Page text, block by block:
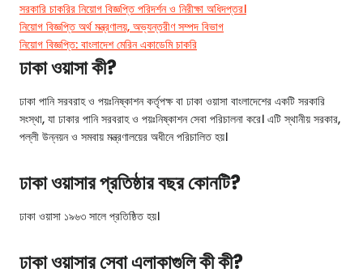
সরকারি চাকরির নিয়োগ বিজ্ঞপ্তি পরিদর্শন ও নিরীক্ষা অধিদপ্তর।
নিয়োগ বিজ্ঞপ্তি অর্থ মন্ত্রণালয়, অভ্যন্তরীণ সম্পদ বিভাগ
নিয়োগ বিজ্ঞপ্তি: বাংলাদেশ মেরিন একাডেমি চাকরি
ঢাকা ওয়াসা কী?
ঢাকা পানি সরবরাহ ও পয়ঃনিষ্কাশন কর্তৃপক্ষ বা ঢাকা ওয়াসা বাংলাদেশের একটি সরকারি
সংস্থা, যা ঢাকার পানি সরবরাহ ও পয়ঃনিষ্কাশন সেবা পরিচালনা করে। এটি স্থানীয় সরকার,
পল্লী উন্নয়ন ও সমবায় মন্ত্রণালয়ের অধীনে পরিচালিত হয়।
ঢাকা ওয়াসার প্রতিষ্ঠার বছর কোনটি?
ঢাকা ওয়াসা ১৯৬৩ সালে প্রতিষ্ঠিত হয়।
ঢাকা ওয়াসার সেবা এলাকাগুলি কী কী?